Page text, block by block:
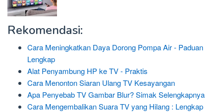
Rekomendasi:
Cara Meningkatkan Daya Dorong Pompa Air - Paduan
Lengkap
Alat Penyambung HP ke TV - Praktis
Cara Menonton Siaran Ulang TV Kesayangan
Apa Penyebab TV Gambar Blur? Simak Selengkapnya
Cara Mengembalikan Suara TV yang Hilang : Lengkap